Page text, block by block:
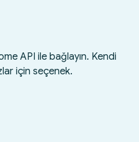
API ile bağlayın. Kendi
için seçenek.